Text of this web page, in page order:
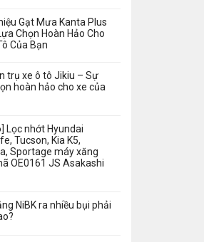
Gạt Mưa Kanta Plus
Chọn Hoàn Hảo Cho
Của Bạn
trụ xe ô tô Jikiu – Sự
hoàn hảo cho xe của
Lọc nhớt Hyundai
Tucson, Kia K5,
Sportage máy xăng
OE0161 JS Asakashi
NiBK ra nhiều bụi phải